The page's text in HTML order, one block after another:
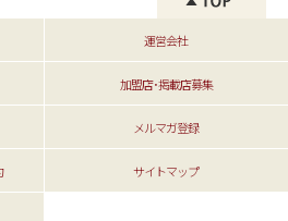
運営会社
加盟店･掲載店募集
メルマガ登録
サイトマップ